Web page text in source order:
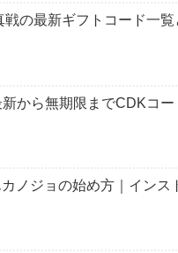
戦の最新ギフトコード一
新から無期限までCDKコ
カノジョの始め方｜イン